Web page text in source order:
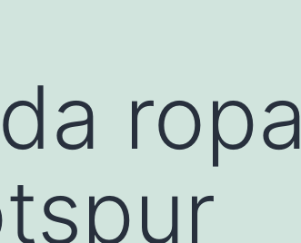
ropa